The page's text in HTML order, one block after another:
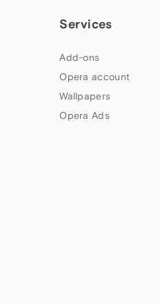
Services
Add-ons
Opera account
Wallpapers
Opera Ads